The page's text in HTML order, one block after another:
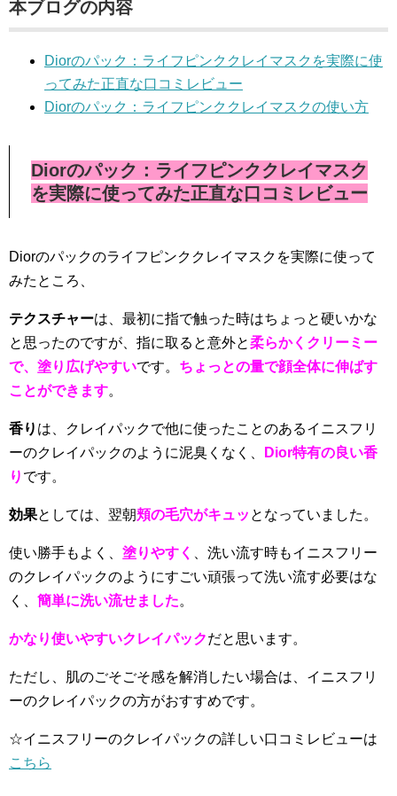
本ブログの内容
Diorのパック：ライフピンククレイマスクを実際に使
ってみた正直な口コミレビュー
Diorのパック：ライフピンククレイマスクの使い方
Diorのパック：ライフピンククレイマスク
を実際に使ってみた正直な口コミレビュー
Diorのパックのライフピンククレイマスクを実際に使って
みたところ、
テクスチャーは、最初に指で触った時はちょっと硬いかな
と思ったのですが、指に取ると意外と柔らかくクリーミー
で、塗り広げやすいです。 ちょっとの量で顔全体に伸ばす
ことができます。
香り は、クレイパックで他に使ったことのあるイニスフリ
ーのクレイパックのように泥臭くなく、
Dior特有の良い香
り です。
効果としては、翌朝頬の毛穴がキュッ となっていました。
使い勝手もよく、 塗りやすく
、洗い流す時もイニスフリー
のクレイパックのようにすごい頑張って洗い流す必要はな
く、 簡単に洗い流せました。
かなり使いやすいクレイパックだと思います。
ただし、肌のごそごそ感を解消したい場合は、イニスフリ
ーのクレイパックの方がおすすめです。
☆イニスフリーのクレイパックの詳しい口コミレビューは
こちら